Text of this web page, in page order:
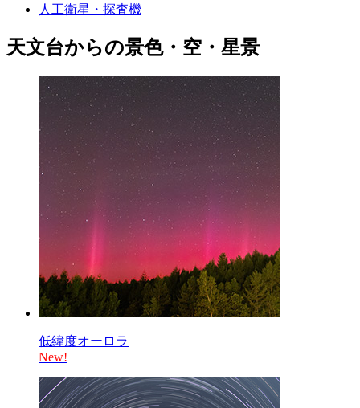
人工衛星・探査機
天文台からの景色・空・星景
低緯度オーロラ
New!